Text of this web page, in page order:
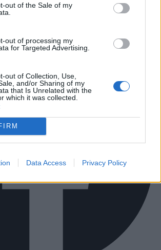
out of the Sale of my
out of processing my
for Targeted Advertising.
out of Collection, Use,
and/or Sharing of my
that Is Unrelated with the
which it was collected.
Data Access Privacy Policy